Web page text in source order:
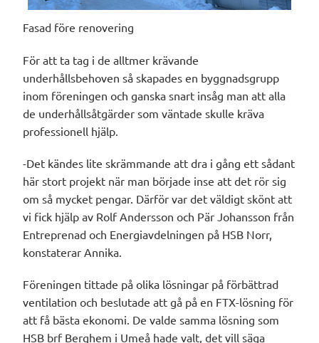
Fasad före renovering
För att ta tag i de alltmer krävande
underhållsbehoven så skapades en byggnadsgrupp
inom föreningen och ganska snart insåg man att alla
de underhållsåtgärder som väntade skulle kräva
professionell hjälp.
-Det kändes lite skrämmande att dra i gång ett sådant
här stort projekt när man började inse att det rör sig
om så mycket pengar. Därför var det väldigt skönt att
vi fick hjälp av Rolf Andersson och Pär Johansson från
Entreprenad och Energiavdelningen på HSB Norr,
konstaterar Annika.
Föreningen tittade på olika lösningar på förbättrad
ventilation och beslutade att gå på en FTX-lösning för
att få bästa ekonomi. De valde samma lösning som
HSB brf Berghem i Umeå hade valt, det vill säga